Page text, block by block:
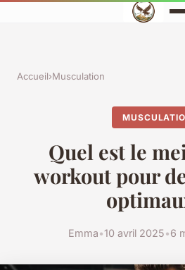
Accueil›Musculation
Quel est le
workout pour
Emma•10 avril 2025•6